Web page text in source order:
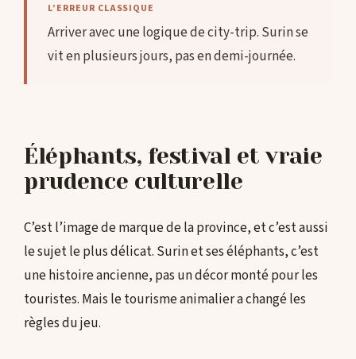
L’ERREUR CLASSIQUE
Arriver avec une logique de city-trip. Surin se
vit en plusieurs jours, pas en demi-journée.
Éléphants, festival et vraie
prudence culturelle
C’est l’image de marque de la province, et c’est aussi
le sujet le plus délicat. Surin et ses éléphants, c’est
une histoire ancienne, pas un décor monté pour les
touristes. Mais le tourisme animalier a changé les
règles du jeu.